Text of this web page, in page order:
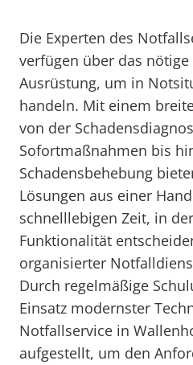
Die Experten des
verfügen über das
Ausrüstung, um in
handeln. Mit einem
von der
Sofortmaßnahmen bis
Schadensbehebung
Lösungen aus einer
schnelllebigen Zeit, in
Funktionalität
organisierter
Durch regelmäßige
Einsatz modernster
Notfallservice in
aufgestellt, um den